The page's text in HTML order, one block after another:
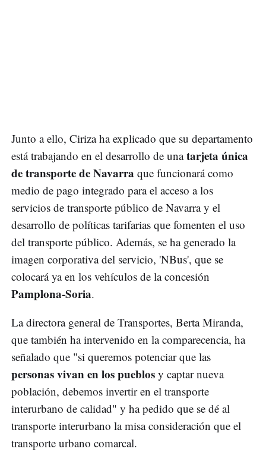
Junto a ello, Ciriza ha explicado que su departamento
está trabajando en el desarrollo de unatarjeta única
de transporte de Navarra que funcionará como
medio de pago integrado para el acceso a los
servicios de transporte público de Navarra y el
desarrollo de políticas tarifarias que fomenten el uso
del transporte público. Además, se ha generado la
imagen corporativa del servicio, 'NBus', que se
colocará ya en los vehículos de la concesión
Pamplona-Soria.
La directora general de Transportes, Berta Miranda,
que también ha intervenido en la comparecencia, ha
señalado que "si queremos potenciar que las
personas vivan en los pueblos y captar nueva
población, debemos invertir en el transporte
interurbano de calidad" y ha pedido que se dé al
transporte interurbano la misa consideración que el
transporte urbano comarcal.